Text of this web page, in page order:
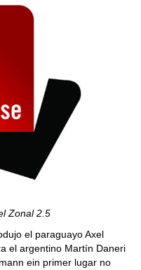
Zonal 2.5
el paraguayo Axel
el argentino Martín Daneri
ein primer lugar no